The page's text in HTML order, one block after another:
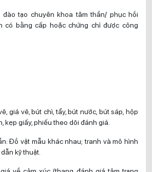
tạo chuyên khoa tâm thần/ phục hồi
có bằng cấp hoặc chứng chỉ được công
giá vẽ, bút chì, tẩy, bút nước, bút sáp, hộp
kẹp giấy, phiếu theo dõi đánh giá.
Đồ vật mẫu khác nhau; tranh và mô hình
kỹ thuật.